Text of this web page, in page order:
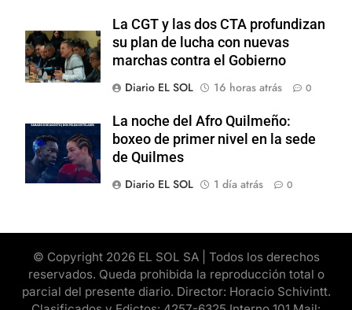
La CGT y las dos CTA profundizan
su plan de lucha con nuevas
marchas contra el Gobierno
Diario EL SOL
16 horas atrás 0
La noche del Afro Quilmeño:
boxeo de primer nivel en la sede
de Quilmes
Diario EL SOL
1 día atrás 0
© Copyright 2026 EL SOL SA | Todos los derechos
reservados. Queda prohibida la reproducción total o
parcial del presente diario. Director: Horacio Schivintt.